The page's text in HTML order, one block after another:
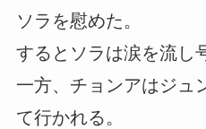
ソラを慰めた。
するとソラは涙を流し
一方、チョンアはジュ
て行かれる。